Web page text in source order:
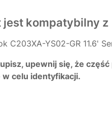
jest kompatybilny z
C203XA-YS02-GR 11.6'
upewnij się, że
w celu identyfikacji.